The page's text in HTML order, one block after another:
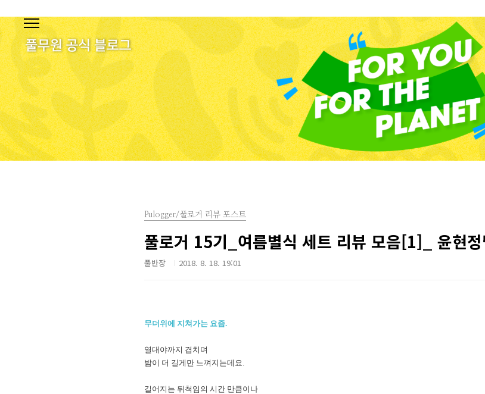
Pulogger/풀로거 리뷰 포스트
풀로거 15기_여름별식 세트 리뷰 모음[1]_ 윤현정
풀반장 2018. 8. 18. 19:01
무더위에 지쳐가는 요즘.
열대야까지 겹치며
밤이 더 길게만 느껴지는데요.
길어지는 뒤척임의 시간 만큼이나